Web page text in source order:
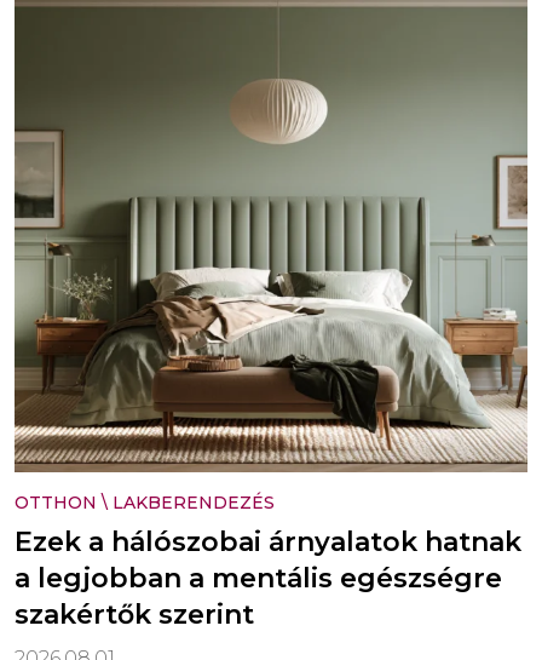
OTTHON \ LAKBERENDEZÉS
Ezek a hálószobai árnyalatok hatnak
a legjobban a mentális egészségre
szakértők szerint